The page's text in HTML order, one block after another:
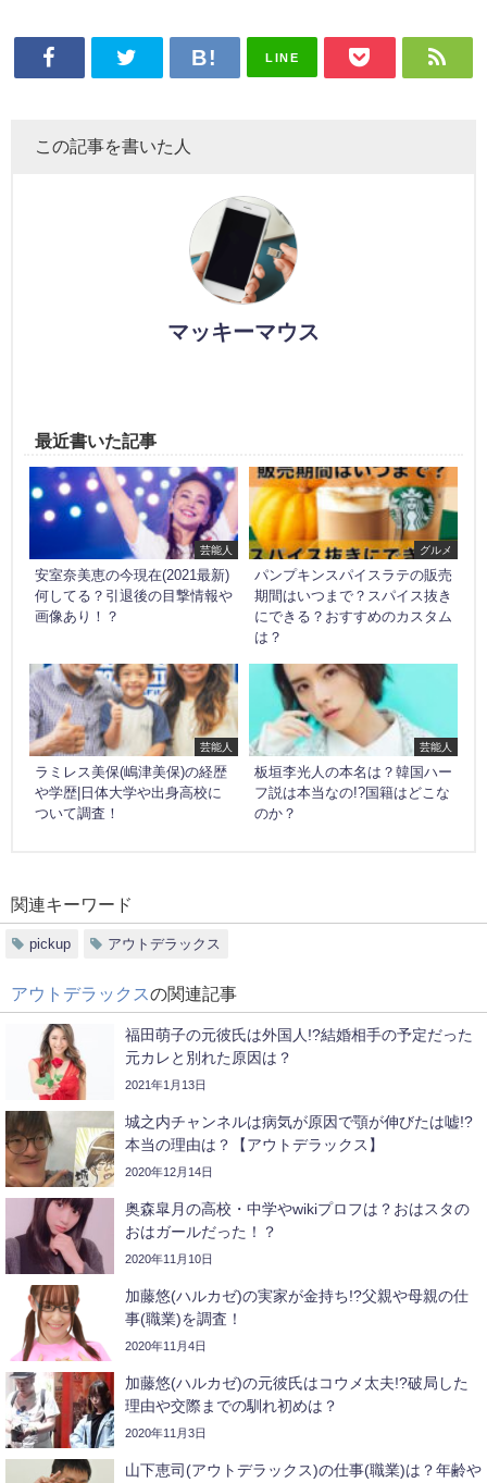
LINE
この記事を書いた人
マッキーマウス
最近書いた記事
芸能人
安室奈美恵の今現在(2021最新)
何してる？引退後の目撃情報や
画像あり！？
グルメ
パンプキンスパイスラテの販売
期間はいつまで？スパイス抜き
にできる？おすすめのカスタム
は？
芸能人
ラミレス美保(嶋津美保)の経歴
や学歴|日体大学や出身高校に
ついて調査！
芸能人
板垣李光人の本名は？韓国ハー
フ説は本当なの!?国籍はどこな
のか？
関連キーワード
pickup アウトデラックス
アウトデラックスの関連記事
福田萌子の元彼氏は外国人!?結婚相手の予定だった
元カレと別れた原因は？
2021年1月13日
城之内チャンネルは病気が原因で顎が伸びたは嘘!?
本当の理由は？【アウトデラックス】
2020年12月14日
奥森皐月の高校・中学やwikiプロフは？おはスタの
おはガールだった！？
2020年11月10日
加藤悠(ハルカゼ)の実家が金持ち!?父親や母親の仕
事(職業)を調査！
2020年11月4日
加藤悠(ハルカゼ)の元彼氏はコウメ太夫!?破局した
理由や交際までの馴れ初めは？
2020年11月3日
山下恵司(アウトデラックス)の仕事(職業)は？年齢や